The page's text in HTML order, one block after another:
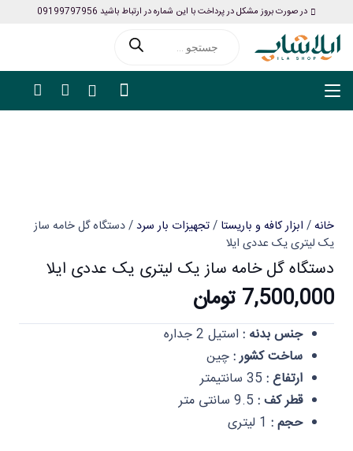
در صورت بروز مشکل در پرداخت با این شماره در ارتباط باشید 09199797956
search
خانه/ ابزار کافه و باریستا /تجهیزات بار سرد/ دستگاه گل خامه ساز
یک لیتری یک عددی ایلا
دستگاه گل خامه ساز یک لیتری یک عددی ایلا
7,500,000تومان
جنس بدنه : استیل 2 جداره
ساخت کشور :چین
ارتفاع :
قطر کف :
حجم :